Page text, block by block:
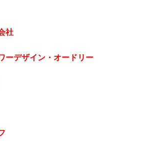
社
ーデザイン・オードリー